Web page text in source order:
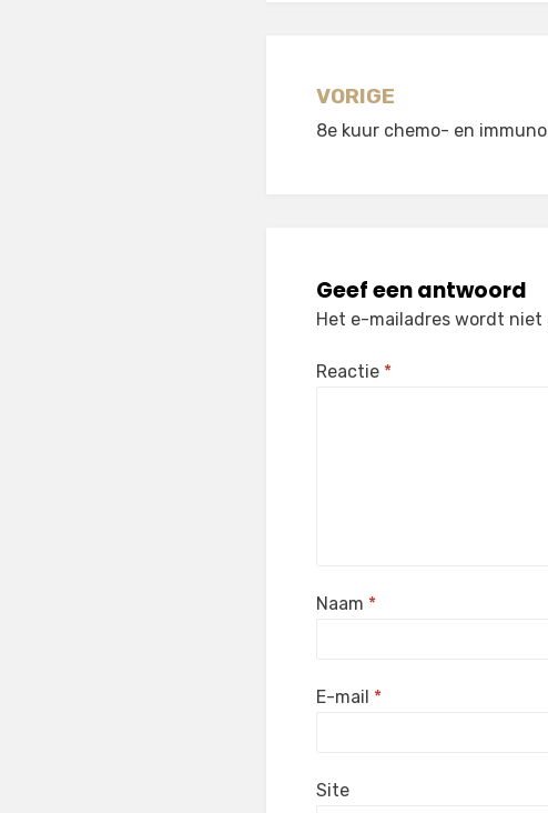
Berichtnavigatie
VORIGE
8e kuur chemo- en
Geef een antwoord
Het e-mailadres wordt niet
Reactie *
Naam *
E-mail *
Site